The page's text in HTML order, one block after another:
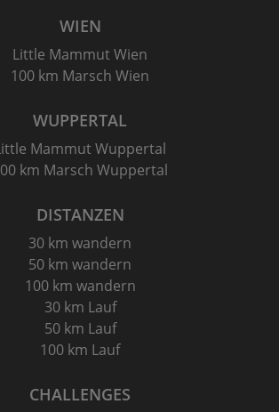
WIEN
Little Mammut Wien
100 km Marsch Wien
WUPPERTAL
Mammut Wuppertal
km Marsch Wuppertal
DISTANZEN
30 km wandern
50 km wandern
100 km wandern
30 km Lauf
50 km Lauf
100 km Lauf
CHALLENGES